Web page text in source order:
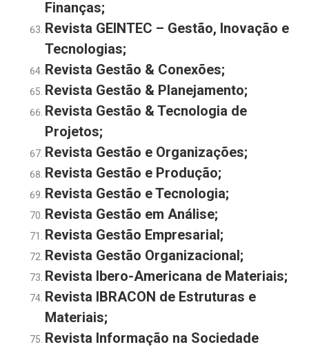
Finanças;
Revista GEINTEC – Gestão, Inovação e
Tecnologias;
Revista Gestão & Conexões;
Revista Gestão & Planejamento;
Revista Gestão & Tecnologia de
Projetos;
Revista Gestão e Organizações;
Revista Gestão e Produção;
Revista Gestão e Tecnologia;
Revista Gestão em Análise;
Revista Gestão Empresarial;
Revista Gestão Organizacional;
Revista Ibero-Americana de Materiais;
Revista IBRACON de Estruturas e
Materiais;
Revista Informação na Sociedade